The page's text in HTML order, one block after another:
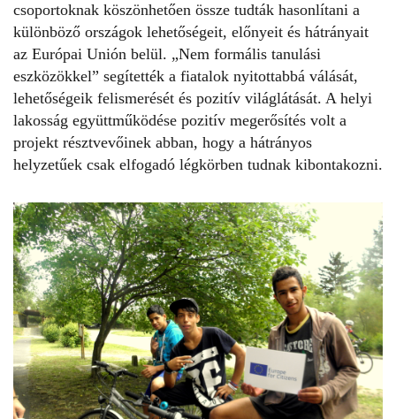
csoportoknak köszönhetően össze tudták hasonlítani a
különböző országok lehetőségeit, előnyeit és hátrányait
az Európai Unión belül. „Nem formális tanulási
eszközökkel” segítették a fiatalok nyitottabbá válását,
lehetőségeik felismerését és pozitív világlátását. A helyi
lakosság együttműködése pozitív megerősítés volt a
projekt résztvevőinek abban, hogy a hátrányos
helyzetűek csak elfogadó légkörben tudnak kibontakozni.